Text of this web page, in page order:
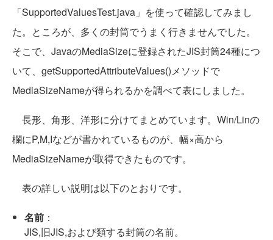
「SupportedValuesTest.java」を使って確認してみまし
た。ところが、多くの封筒でうまく行きませんでした。
そこで、JavaのMediaSizeに登録されたJIS封筒24種につ
いて、getSupportedAttributeValues()メソッドで
MediaSizeNameが得られるかを調べて表にしました。
長形、角形、洋形に分けてまとめています。Win/Linの
欄にP,M,Iなどが書かれているものが、幅×高から
MediaSizeNameが取得できたものです。
表の詳しい説明は以下のとおりです。
名前 ：
JIS,旧JIS,および類する封筒の名前。